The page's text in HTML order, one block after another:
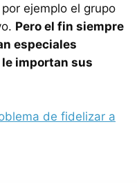
ejemplo el grupo
Pero el fin siempre
especiales
importan sus
de fidelizar a